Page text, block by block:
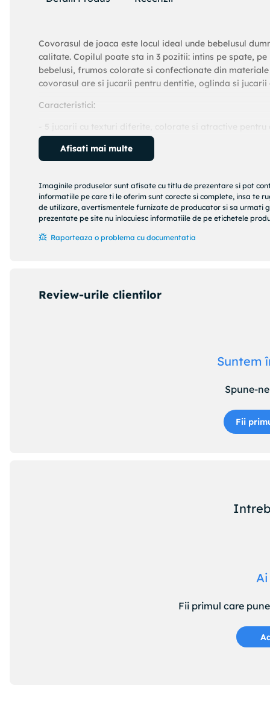
Covorasul de joaca este locul ideal unde bebelusul
calitate. Copilul poate sta in 3 pozitii: intins pe spate,
bebelusi, frumos colorate si confectionate din
covorasul are si jucarii pentru dentitie, oglinda si
Caracteristici:
- 5 jucarii cu texturi diferite, colorate si atractive pentru
- oglinda ajustabila
- inele colorate
- jucarie sunatoare
- elefantel si melc simpatic
- arcurile sunt reglabile si detasabile
Afisati mai multe
Imaginile produselor sunt afisate cu titlu de prezentare si pot
informatiile pe care ti le oferim sunt corecte si complete, insa te
de utilizare, avertismentele furnizate de producator si sa
prezentate pe site nu inlocuiesc informatiile de pe etichetele
Raporteaza o problema cu documentatia
Review-urile clientilor
Suntem
Spune-
Fii
Fii primul care